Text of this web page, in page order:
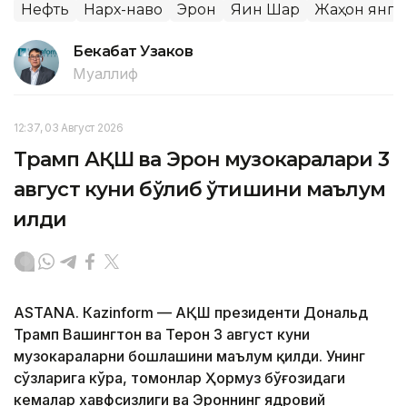
Нефть Нарх-наво Эрон Яқин Шарқ Жаҳон
Бекабат Узаков
Муаллиф
12:37, 03 Август 2026
Трамп АҚШ ва Эрон музокаралари 3
август куни бўлиб ўтишини маълум
қилди
ASTANА. Кazinform — АҚШ президенти Дональд
Трамп Вашингтон ва Теҳрон 3 август куни
музокараларни бошлашини маълум қилди. Унинг
сўзларига кўра, томонлар Ҳормуз бўғозидаги
кемалар хавфсизлиги ва Эроннинг ядровий